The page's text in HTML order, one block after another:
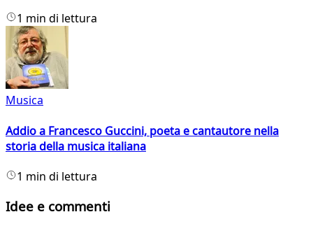
1 min di lettura
Musica
Addio a Francesco Guccini, poeta e cantautore nella
storia della musica italiana
1 min di lettura
Idee e commenti